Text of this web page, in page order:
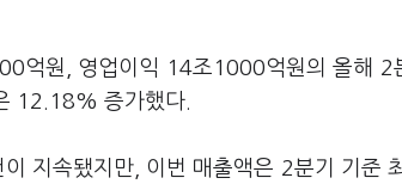
억원, 영업이익 14조1000억원의 올해 2
12.18% 증가했다.
지속됐지만, 이번 매출액은 2분기 기준